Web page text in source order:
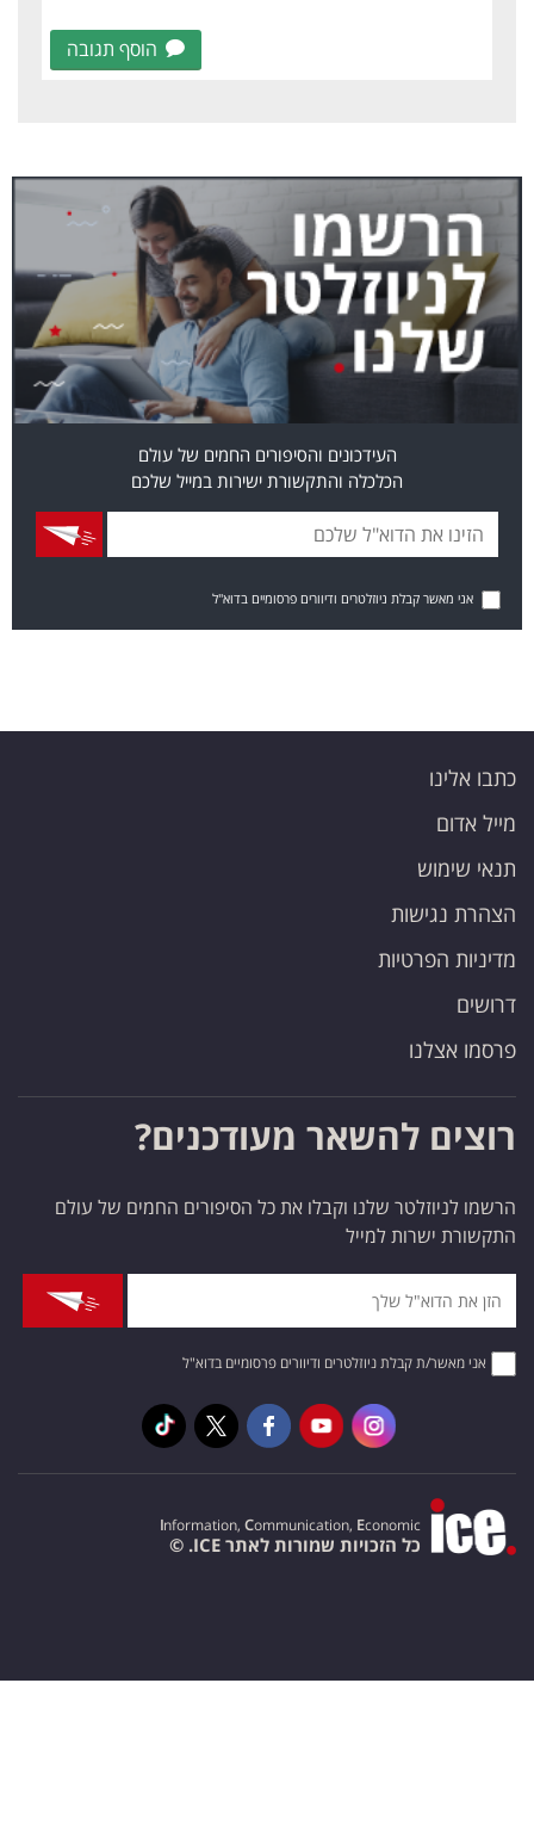
הוסף תגובה
העידכונים והסיפורים החמים של עולם
הכלכלה והתקשורת ישירות במייל שלכם
אני מאשר קבלת ניוזלטרים ודיוורים פרסומיים בדוא"ל
כתבו אלינו
מייל אדום
תנאי שימוש
הצהרת נגישות
מדיניות הפרטיות
דרושים
פרסמו אצלנו
רוצים להשאר מעודכנים?
הרשמו לניוזלטר שלנו וקבלו את כל הסיפורים החמים של עולם
התקשורת ישרות למייל
אני מאשר/ת קבלת ניוזלטרים ודיוורים פרסומיים בדוא"ל
Information, Communication, Economic
כל הזכויות שמורות לאתר ICE. ©